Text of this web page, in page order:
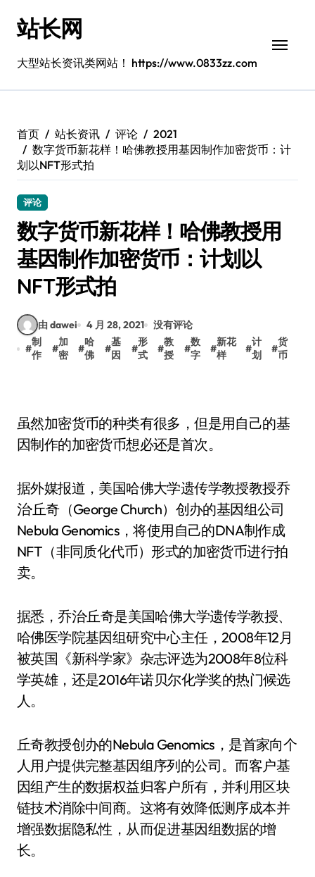
站长网
大型站长资讯类网站！ https://www.0833zz.com
首页 站长资讯 评论
2021
数字货币新花样！哈佛教授用基因制作加密货币：计
划以NFT形式拍
评论
数字货币新花样！哈佛教授用
基因制作加密货币：计划以
NFT形式拍
由 dawei 4 月 28, 2021
没有评论
#
制
作
#
加
密
#
哈
佛
#
基
因
#
形
式
#
教
授
#
数
字
#
新花
样
#
计
划
#
货
币
虽然加密货币的种类有很多，但是用自己的基
因制作的加密货币想必还是首次。
据外媒报道，美国哈佛大学遗传学教授教授乔
治·丘奇（George Church）创办的基因组公司
Nebula Genomics，将使用自己的DNA制作成
NFT（非同质化代币）形式的加密货币进行拍
卖。
据悉，乔治·丘奇是美国哈佛大学遗传学教授、
哈佛医学院基因组研究中心主任，2008年12月
被英国《新科学家》杂志评选为2008年8位科
学英雄，还是2016年诺贝尔化学奖的热门候选
人。
丘奇教授创办的Nebula Genomics，是首家向个
人用户提供完整基因组序列的公司。而客户基
因组产生的数据权益归客户所有，并利用区块
链技术消除中间商。这将有效降低测序成本并
增强数据隐私性，从而促进基因组数据的增
长。